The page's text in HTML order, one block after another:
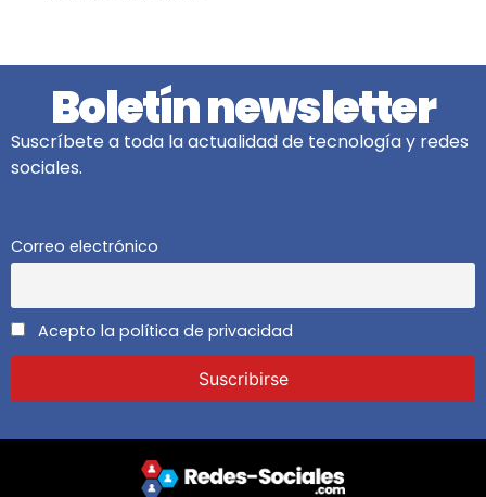
Boletín newsletter
Suscríbete a toda la actualidad de tecnología y redes
sociales.
Correo electrónico
Acepto la política de privacidad